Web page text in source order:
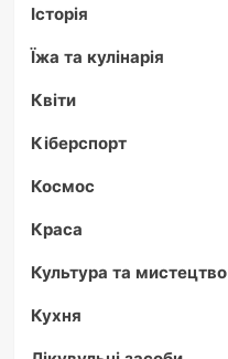
Історія
Їжа та кулінарія
Квіти
Кіберспорт
Космос
Краса
Культура та мистецтво
Кухня